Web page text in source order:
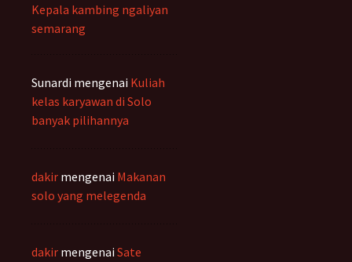
Kepala kambing ngaliyan
semarang
Sunardi mengenai Kuliah
kelas karyawan di Solo
banyak pilihannya
dakir mengenai Makanan
solo yang melegenda
dakir mengenai Sate